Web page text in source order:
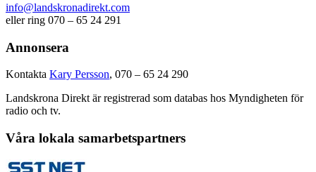
info@landskronadirekt.com
eller ring 070 – 65 24 291
Annonsera
Kontakta Kary Persson, 070 – 65 24 290
Landskrona Direkt är registrerad som databas hos Myndigheten för
radio och tv.
Våra lokala samarbetspartners